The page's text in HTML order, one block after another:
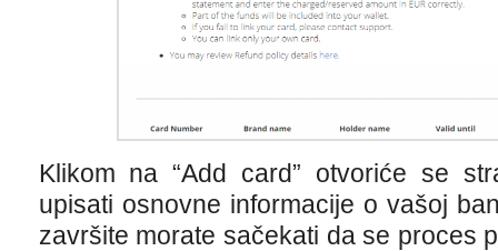
Klikom na “Add card” otvoriće se
upisati osnovne informacije o vašoj
završite morate sačekati da se proces